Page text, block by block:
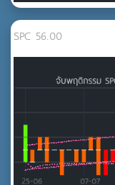
SPC 56.00